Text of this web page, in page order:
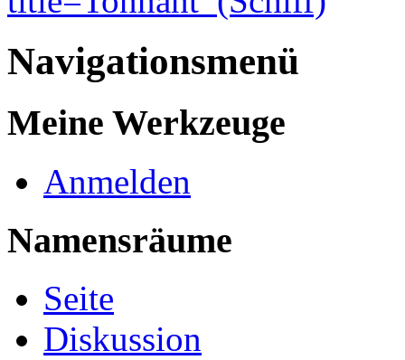
Navigationsmenü
Meine Werkzeuge
Anmelden
Namensräume
Seite
Diskussion